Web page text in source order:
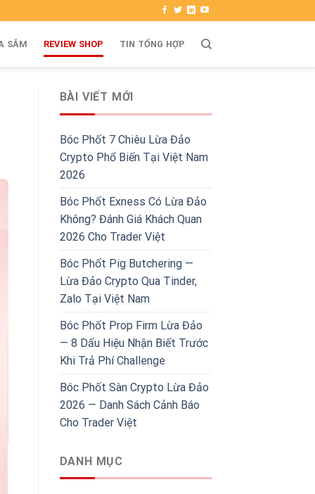
SẮM REVIEW SHOP TIN TỔNG HỢP
BÀI VIẾT MỚI
Bóc Phốt 7 Chiêu Lừa Đảo
Crypto Phổ Biến Tại Việt Nam
2026
Bóc Phốt Exness Có Lừa Đảo
Không? Đánh Giá Khách Quan
2026 Cho Trader Việt
Bóc Phốt Pig Butchering —
Lừa Đảo Crypto Qua Tinder,
Zalo Tại Việt Nam
Bóc Phốt Prop Firm Lừa Đảo
— 8 Dấu Hiệu Nhận Biết Trước
Khi Trả Phí Challenge
Bóc Phốt Sàn Crypto Lừa Đảo
2026 — Danh Sách Cảnh Báo
Cho Trader Việt
DANH MỤC